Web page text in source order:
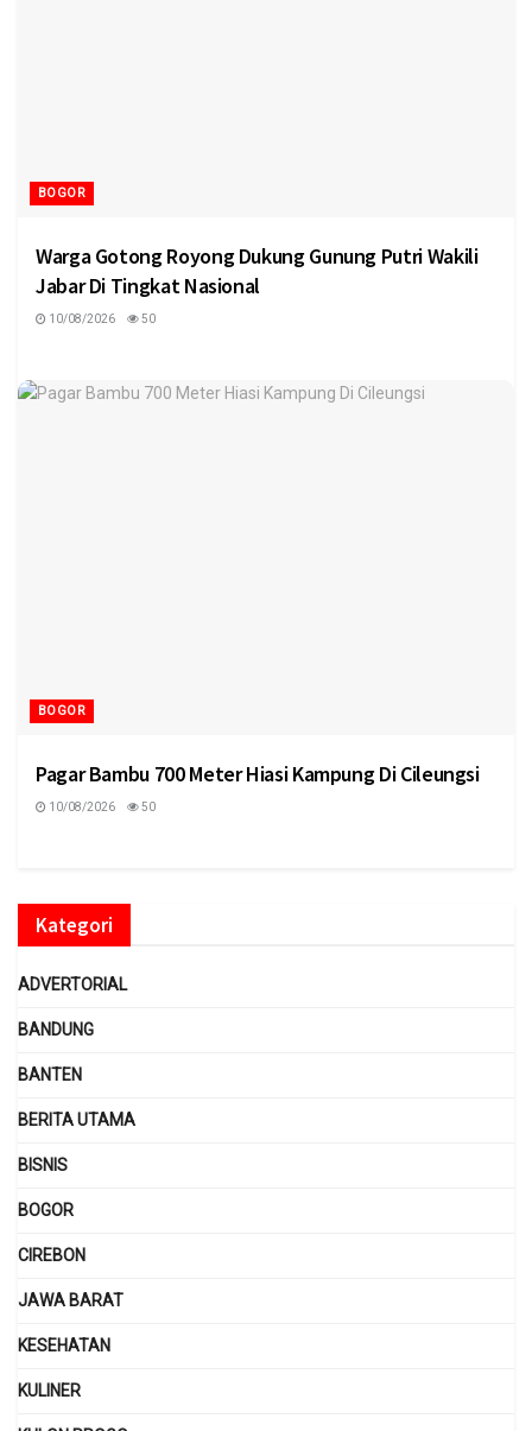
BOGOR
Warga Gotong Royong Dukung Gunung Putri Wakili
Jabar Di Tingkat Nasional
10/08/2026 50
BOGOR
Pagar Bambu 700 Meter Hiasi Kampung Di Cileungsi
10/08/2026 50
Kategori
ADVERTORIAL
BANDUNG
BANTEN
BERITA UTAMA
BISNIS
BOGOR
CIREBON
JAWA BARAT
KESEHATAN
KULINER